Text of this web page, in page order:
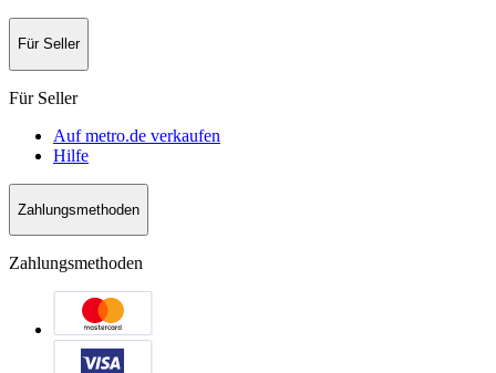
Für Seller
Für Seller
Auf metro.de verkaufen
Hilfe
Zahlungsmethoden
Zahlungsmethoden